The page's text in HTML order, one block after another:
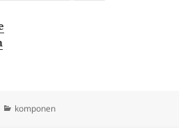
Kategori
komponen